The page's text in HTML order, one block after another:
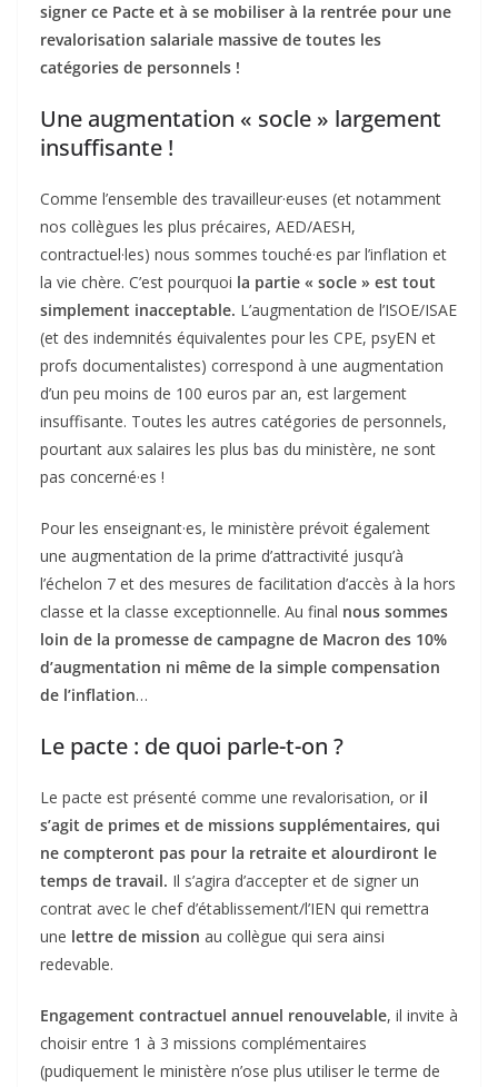
signer ce Pacte et à se mobiliser à la rentrée pour une
revalorisation salariale massive de toutes les
catégories de personnels !
Une augmentation « socle » largement
insuffisante !
Comme l’ensemble des travailleur·euses (et notamment
nos collègues les plus précaires, AED/AESH,
contractuel·les) nous sommes touché·es par l’inflation et
la vie chère. C’est pourquoi la partie « socle » est tout
simplement inacceptable. L’augmentation de l’ISOE/ISAE
(et des indemnités équivalentes pour les CPE, psyEN et
profs documentalistes) correspond à une augmentation
d’un peu moins de 100 euros par an, est largement
insuffisante. Toutes les autres catégories de personnels,
pourtant aux salaires les plus bas du ministère, ne sont
pas concerné·es !
Pour les enseignant·es, le ministère prévoit également
une augmentation de la prime d’attractivité jusqu’à
l’échelon 7 et des mesures de facilitation d’accès à la hors
classe et la classe exceptionnelle. Au final nous sommes
loin de la promesse de campagne de Macron des 10%
d’augmentation ni même de la simple compensation
de l’inflation…
Le pacte : de quoi parle-t-on ?
Le pacte est présenté comme une revalorisation, or il
s’agit de primes et de missions supplémentaires, qui
ne compteront pas pour la retraite et alourdiront le
temps de travail. Il s’agira d’accepter et de signer un
contrat avec le chef d’établissement/l’IEN qui remettra
une lettre de mission au collègue qui sera ainsi
redevable.
Engagement contractuel annuel renouvelable, il invite à
choisir entre 1 à 3 missions complémentaires
(pudiquement le ministère n’ose plus utiliser le terme de